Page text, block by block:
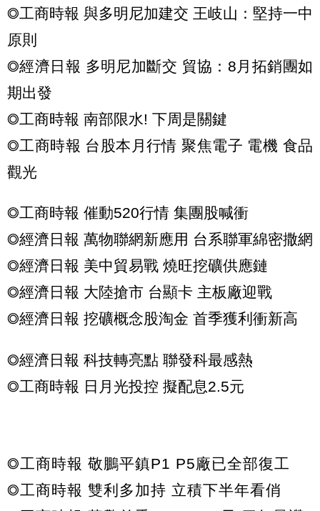
◎工商時報 與多明尼加建交 王岐山：堅持一中
原則
◎經濟日報 多明尼加斷交 貿協：8月拓銷團如
期出發
◎工商時報 南部限水! 下周是關鍵
◎工商時報 台股本月行情 聚焦電子 電機 食品
觀光
◎工商時報 催動520行情 集團股喊衝
◎經濟日報 萬物聯網新應用 台系聯軍綿密撒網
◎經濟日報 美中貿易戰 燒旺挖礦供應鏈
◎經濟日報 大陸搶市 台顯卡 主板廠迎戰
◎經濟日報 挖礦概念股淘金 首季獲利衝新高
◎經濟日報 科技轉亮點 聯發科最感熱
◎工商時報 日月光投控 擬配息2.5元
◎工商時報 敬鵬平鎮P1 P5廠已全部復工
◎工商時報 雙利多加持 立積下半年看俏